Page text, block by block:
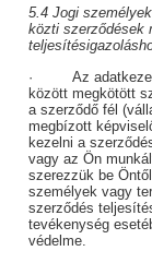
5.4 Jogi
közti szerződések
·Az
között megkötött
a szerződő fél
megbízott
kezelni a
vagy az Ön
szerezzük be
személyek vagy
szerződés
tevékenység
védelme.